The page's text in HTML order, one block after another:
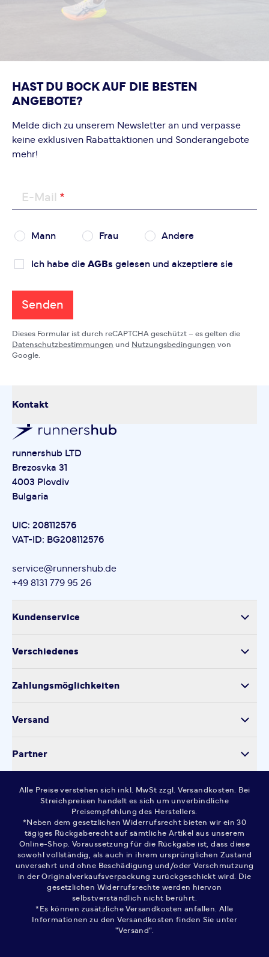
HAST DU BOCK AUF DIE BESTEN
ANGEBOTE?
Melde dich zu unserem Newsletter an und verpasse
keine exklusiven Rabattaktionen und Sonderangebote
mehr!
E-Mail
Mann Frau Andere
Ich habe die AGBs gelesen und akzeptiere sie
Senden
Dieses Formular ist durch reCAPTCHA geschützt – es gelten die
Datenschutzbestimmungen und Nutzungsbedingungen von
Google.
Kontakt
runnershub LTD
Brezosvka 31
4003 Plovdiv
Bulgaria
UIC: 208112576
VAT-ID: BG208112576
service@runnershub.de
+49 8131 779 95 26
Kundenservice
Produktsicherheit
Kontakt
Verschiedenes
Datenschutz
Widerrufsrecht
AGB
FAQ
Zahlungsmöglichkeiten
Versand
Partner
Alle Preise verstehen sich inkl. MwSt zzgl. Versandkosten. Bei
Streichpreisen handelt es sich um unverbindliche
Preisempfehlung des Herstellers.
*Neben dem gesetzlichen Widerrufsrecht bieten wir ein 30
tägiges Rückgaberecht auf sämtliche Artikel aus unserem
Online-Shop. Voraussetzung für die Rückgabe ist, dass diese
sowohl vollständig, als auch in ihrem ursprünglichen Zustand
unversehrt und ohne Beschädigung und/oder Verschmutzung
in der Originalverkaufsverpackung zurückgeschickt wird. Die
gesetzlichen Widerrufsrechte werden hiervon
selbstverständlich nicht berührt.
*Es können zusätzliche Versandkosten anfallen. Alle
Informationen zu den Versandkosten finden Sie unter
"Versand".